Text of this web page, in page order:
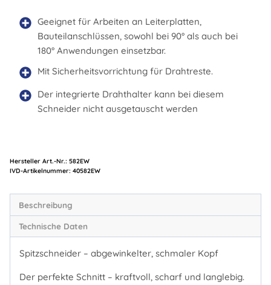
Geeignet für Arbeiten an Leiterplatten,
Bauteilanschlüssen, sowohl bei 90° als auch bei
180° Anwendungen einsetzbar.
Mit Sicherheitsvorrichtung für Drahtreste.
Der integrierte Drahthalter kann bei diesem
Schneider nicht ausgetauscht werden
Hersteller Art.-Nr.: 582EW
Artikelnummer: 40582EW
Beschreibung
Technische Daten
Spitzschneider – abgewinkelter, schmaler Kopf
Der perfekte Schnitt – kraftvoll, scharf und langlebig.